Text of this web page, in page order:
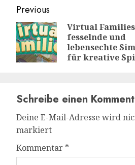
Continue
Reading
Previous
Virtual Families
fesselnde und
lebensechte
für kreative
Schreibe einen
Deine E-Mail-Adresse wird
markiert
Kommentar *